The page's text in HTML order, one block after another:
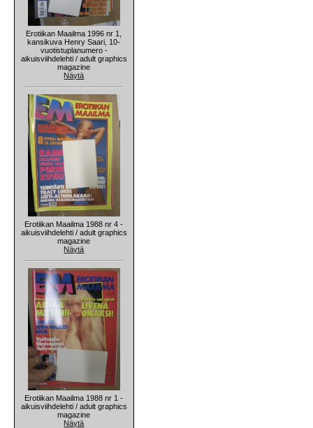
Erotiikan Maailma 1996 nr 1,
kansikuva Henry Saari, 10-
vuotistuplanumero -
aikuisviihdelehti / adult graphics
magazine
Näytä
Erotiikan Maailma 1988 nr 4 -
aikuisviihdelehti / adult graphics
magazine
Näytä
Erotiikan Maailma 1988 nr 1 -
aikuisviihdelehti / adult graphics
magazine
Näytä